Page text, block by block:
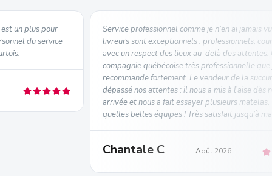
un plus pour
du service
Service professionnel comme je n’en ai jamais
livreurs sont exceptionnels : professionnels,
avec un respect des lieux au-delà des attentes.
compagnie québécoise très professionnelle que
recommande fortement. Le vendeur de la
dépassé nos attentes : il nous a mis à l’aise dès
arrivée et nous a fait essayer plusieurs matelas.
quelles belles équipes ! Très satisfait jusqu’à
Chantale C Août 2026